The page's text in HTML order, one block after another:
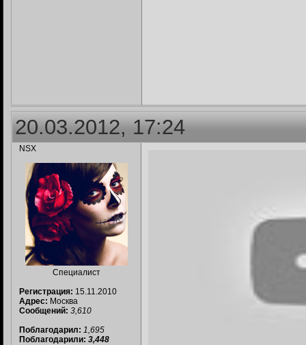
20.03.2012, 17:24
NSX
Специалист
Регистрация: 15.11.2010
Адрес: Москва
Сообщений: 3,610
Поблагодарил: 1,695
Поблагодарили: 3,448